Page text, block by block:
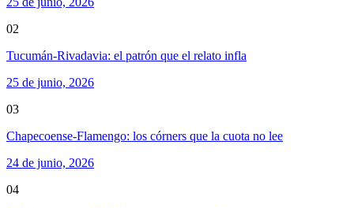
02
Tucumán-Rivadavia: el patrón que el relato infla
25 de junio, 2026
03
Chapecoense-Flamengo: los córners que la cuota no lee
24 de junio, 2026
04